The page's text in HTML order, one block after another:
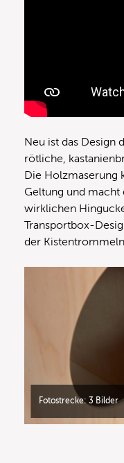
Neu ist das Design
rötliche,
Die Holzmaserung
Geltung und macht
wirklichen
Transportbox-
der
Fotostrecke: 3 Bilder